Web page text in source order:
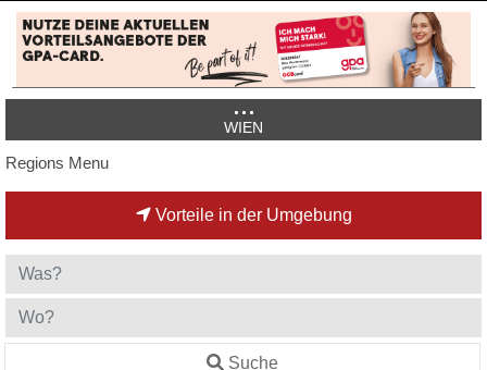
WIEN
Regions Menu
Vorteile in der Umgebung
Suche